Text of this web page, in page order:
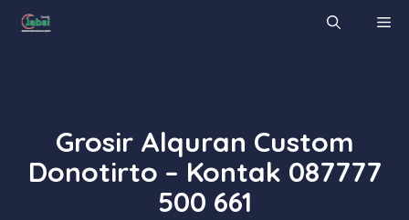
Skip
Grosir Alquran Custom
Donotirto – Kontak 087777
500 661